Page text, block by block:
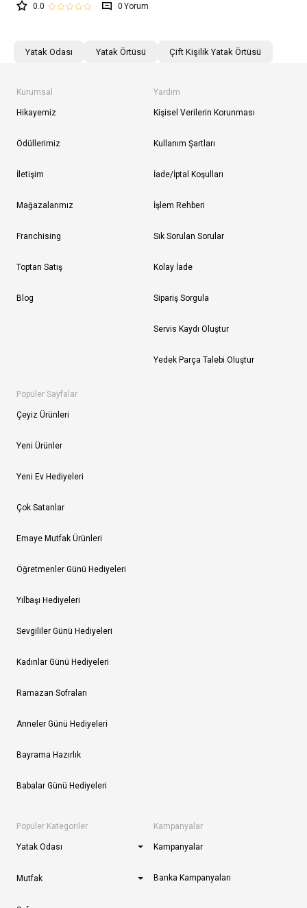
0.0 0
Yatak Odası Yatak Örtüsü Çift Kişilik Yatak Örtüsü
Kurumsal
Hikayemiz
Ödüllerimiz
İletişim
Mağazalarımız
Franchising
Toptan Satış
Blog
Yardım
Kişisel Verilerin Korunması
Kullanım Şartları
İade/İptal Koşulları
İşlem Rehberi
Sık Sorulan Sorular
Kolay İade
Sipariş Sorgula
Servis Kaydı Oluştur
Yedek Parça Talebi Oluştur
Popüler Sayfalar
Çeyiz Ürünleri
Yeni Ürünler
Yeni Ev Hediyeleri
Çok Satanlar
Emaye Mutfak Ürünleri
Öğretmenler Günü Hediyeleri
Yılbaşı Hediyeleri
Sevgililer Günü Hediyeleri
Kadınlar Günü Hediyeleri
Ramazan Sofraları
Anneler Günü Hediyeleri
Bayrama Hazırlık
Babalar Günü Hediyeleri
Popüler Kategoriler
Yatak Odası
Mutfak
Kampanyalar
Kampanyalar
Banka Kampanyaları